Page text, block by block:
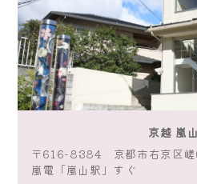
京越 嵐
〒616-8384 京都市右京区嵯
嵐電「嵐山駅」すぐ